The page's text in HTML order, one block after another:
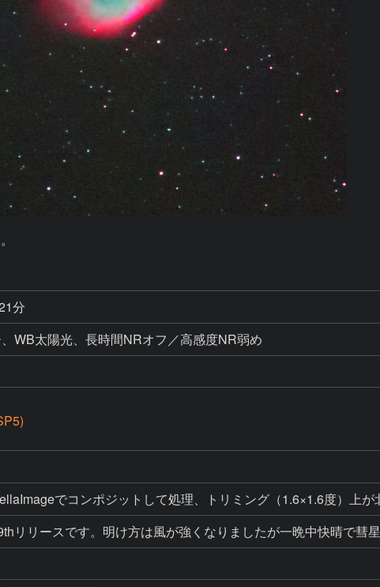
分
WB太陽光、長時間NRオフ／高感度NR弱め
でコンポジットして処理、トリミング（1.6×1.6度）上が
リリースです。明け方は風が強くなりましたが一晩中快晴で彗